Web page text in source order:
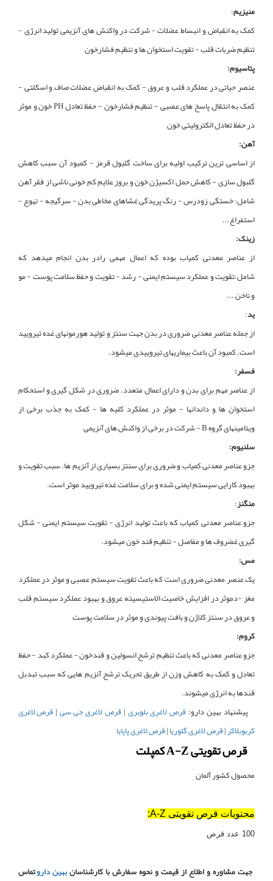
منیزیم:
کمک به انقباض و انبساط عضلات - شرکت در واکنش های آنزیمی تولید انرژی -
تنظیم ضربات قلب - تقویت استخوان ها و تنظیم فشارخون
پتاسیوم:
عنصر حیاتی در عملکرد قلب و عروق - کمک به انقباض عضلات صاف و اسکلتی -
کمک به انتقال پاسخ های عصبی - تنظیم فشارخون - حفظ تعادل PH خون و موثر
در حفظ تعادل الکترولیتی خون
آهن:
از اساسی ترین ترکیب اولیه برای ساخت گلبول قرمز - کمبود آن سبب کاهش
گلبول سازی - کاهش حمل اکسیژن خون و بروز علایم کم خونی ناشی از فقر آهن
شامل: خستگی زودرس - رنگ پریدگی غشاهای مخاطی بدن - سرگیجه - تهوع -
استفراغ...
زینک:
از عناصر معدنی کمیاب بوده که اعمال مهمی رادر بدن انجام میدهد که
شامل:تقویت و عملکرد سیستم ایمنی - رشد - تقویت و حفظ سلامت پوست - مو
و ناخن ...
ید:
از جمله عناصر معدنی ضروری در بدن جهت سنتز و تولید هورمونهای غده تیرویید
است. کمبود آن باعث بیماریهای تیروییدی میشود.
فسفر:
از عناصر مهم برای بدن و دارای اعمال متعدد. ضروری در شکل گیری و استحکام
استخوان ها و داندانها - موثر در عملکرد کلیه ها - کمک به جذب برخی از
ویتامینهای گروه B - شرکت در برخی از واکنش های آنزیمی
سلنیوم:
جزو عناصر معدنی کمیاب و ضروری برای سنتز بسیاری از آنزیم ها. سبب تقویت و
بهبود کارایی سیستم ایمنی شده و برای سلامت غده تیرویید موثر است.
منگنز:
جزو عناصر معدنی کمیاب که باعث تولید انرژی - تقویت سیستم ایمنی - شکل
گیری غضروف ها و مفاصل - تنظیم قند خون میشود.
مس:
یک عنصر معدنی ضروری است که باعث تقویت سیستم عصبی و موثر در عملکرد
مغز -دموثر در افزایش خاصیت الاستیسیته عروق و بهبود عملکرد سیستم قلب
و عروق در سنتز کلاژن و بافت پیوندی و موثر در سلامت پوست
کروم:
جزو عناصر معدنی که باعث تنظیم ترشح انسولین و قندخون - عملکرد کبد - حفظ
تعادل و کمک به کاهش وزن از طریق تحریک ترشح آنزیم هایی که سبب تبدبل
قندها به انرژی میشوند.
پیشنهاد بهین دارو:قرص لاغری بلوبری|قرص لاغری جی سی|قرص لاغری
کربوبلاکر|قرص لاغری گلوریا|قرص لاغری پاپایا
قرص تقویتی A-Z کمپلت
محصول کشور آلمان
محتویات قرص تقویتی A-Z:
100 عدد قرص
جهت مشاوره و اطلاع از قیمت و نحوه سفارش با کارشناسانبهین داروتماس